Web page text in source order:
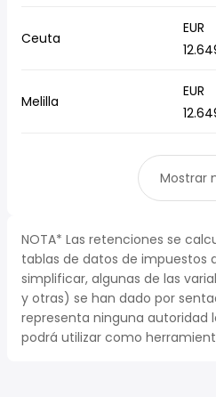
Ceuta
EUR
Melilla
EUR
Mostrar
NOTA* Las retenciones se
tablas de datos de impuestos
simplificar, algunas de las
y otras) se han dado por
representa ninguna autoridad
podrá utilizar como